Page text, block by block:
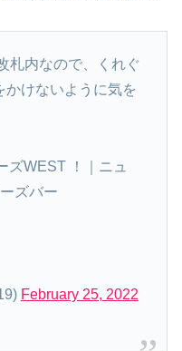
札内なので、くれぐ
かけないように気を
ズWEST ！｜ニュ
ズバー
February 25, 2022